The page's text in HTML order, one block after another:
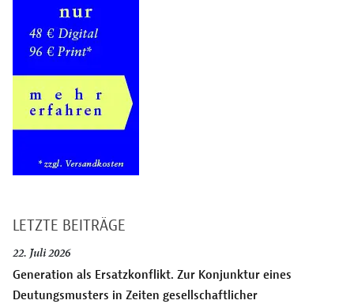
LETZTE BEITRÄGE
22. Juli 2026
Generation als Ersatzkonflikt. Zur Konjunktur eines
Deutungsmusters in Zeiten gesellschaftlicher